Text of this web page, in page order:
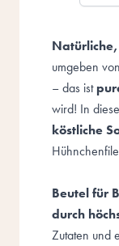
umgeben
– das ist
wird! In
köstliche
Beutel für
durch
Zutaten und